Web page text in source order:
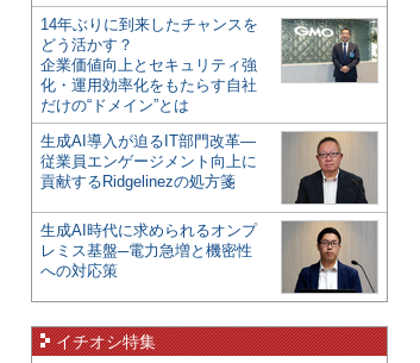
14年ぶりに到来したチャンスを
どう活かす？
企業価値向上とセキュリティ強
化・運用効率化をもたらす自社
だけの“ドメイン”とは
生成AI導入が迫るIT部門改革―
従業員エンゲージメント向上に
貢献するRidgelinezの処方箋
生成AI時代に求められるオンプ
レミス基盤─電力急増と機密性
への対応策
イチオシ特集